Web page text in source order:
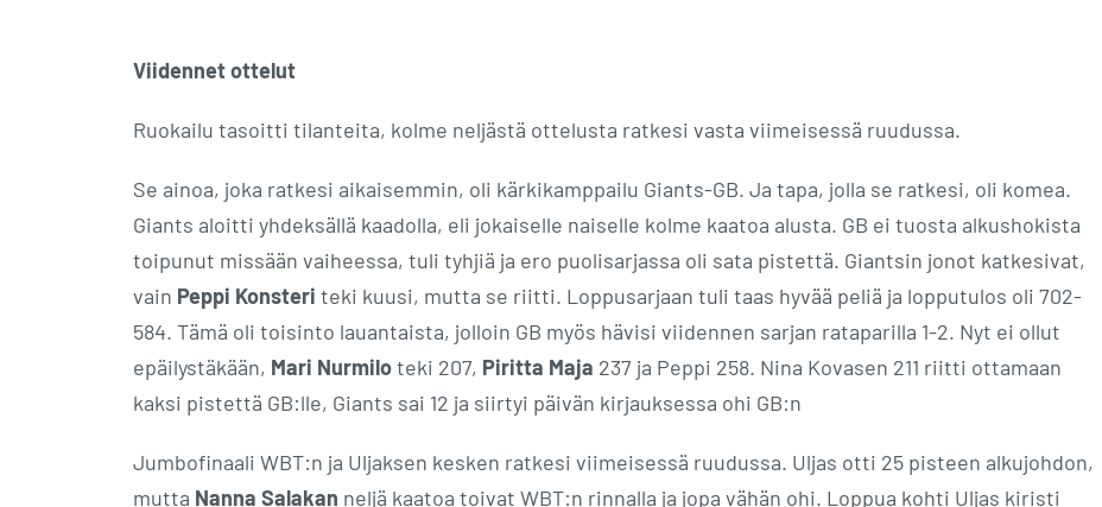
Viidennet ottelut
Ruokailu tasoitti tilanteita, kolme neljästä ottelusta ratkesi vasta viimeisessä ruudussa.
Se ainoa, joka ratkesi aikaisemmin, oli kärkikamppailu Giants-GB. Ja tapa, jolla se ratkesi, oli komea.
Giants aloitti yhdeksällä kaadolla, eli jokaiselle naiselle kolme kaatoa alusta. GB ei tuosta alkushokista
toipunut missään vaiheessa, tuli tyhjiä ja ero puolisarjassa oli sata pistettä. Giantsin jonot katkesivat,
vain Peppi Konsteri teki kuusi, mutta se riitti. Loppusarjaan tuli taas hyvää peliä ja lopputulos oli 702-
584. Tämä oli toisinto lauantaista, jolloin GB myös hävisi viidennen sarjan rataparilla 1-2. Nyt ei ollut
epäilystäkään, Mari Nurmiloteki 207, Piritta Maja 237 ja Peppi 258. Nina Kovasen 211 riitti ottamaan
kaksi pistettä GB:lle, Giants sai 12 ja siirtyi päivän kirjauksessa ohi GB:n
Jumbofinaali WBT:n ja Uljaksen kesken ratkesi viimeisessä ruudussa. Uljas otti 25 pisteen alkujohdon,
mutta Nanna Salakan neljä kaatoa toivat WBT:n rinnalla ja jopa vähän ohi. Loppua kohti Uljas kiristi